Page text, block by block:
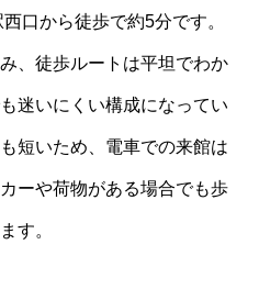
口から徒歩で約5分です。
、徒歩ルートは平坦でわか
迷いにくい構成になってい
短いため、電車での来館は
ーや荷物がある場合でも歩
す。